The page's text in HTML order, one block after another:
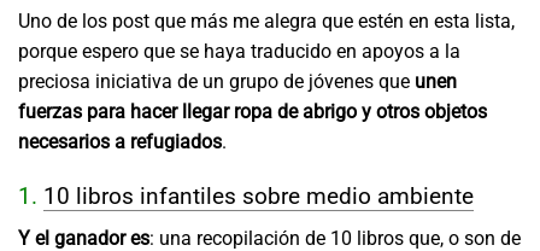
Uno de los post que más me alegra que estén en esta lista,
porque espero que se haya traducido en apoyos a la
preciosa iniciativa de un grupo de jóvenes que unen
fuerzas para hacer llegar ropa de abrigo y otros objetos
necesarios a refugiados.
1. 10 libros infantiles sobre medio ambiente
Y el ganador es: una recopilación de 10 libros que, o son de